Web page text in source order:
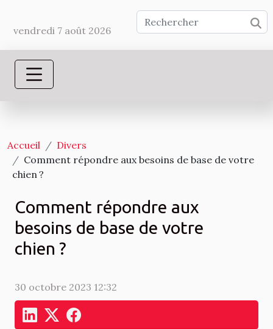
vendredi 7 août 2026
Accueil
Divers
Comment répondre aux besoins de base de votre
chien ?
Comment répondre aux
besoins de base de votre
chien ?
30 octobre 2023 12:32